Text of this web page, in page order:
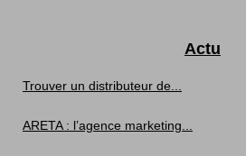
Actu
Trouver un distributeur de...
ARETA : l’agence marketing...